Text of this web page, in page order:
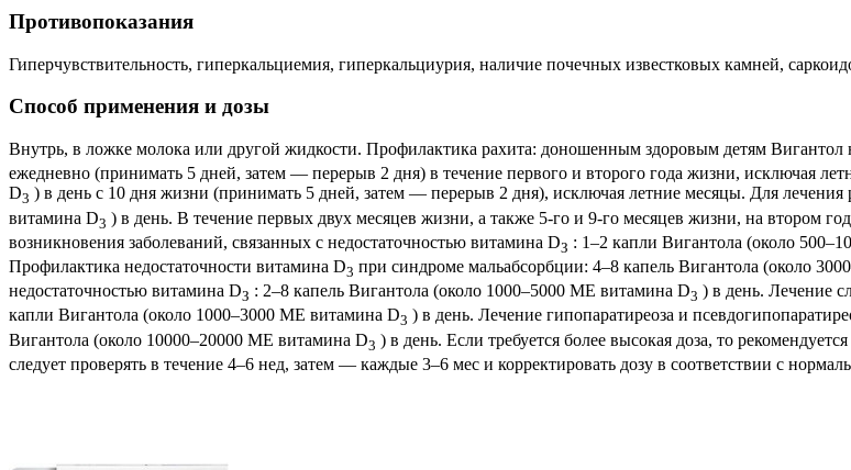
Противопоказания
Гиперчувствительность, гиперкальциемия, гиперкальциурия, наличие почечных известковых камней,
Способ применения и дозы
Внутрь, в ложке молока или другой жидкости. Профилактика рахита: доношенным здоровым детям Вигантол
ежедневно (принимать 5 дней, затем — перерыв 2 дня) в течение первого и второго года жизни, исключая
D3 ) в день с 10 дня жизни (принимать 5 дней, затем — перерыв 2 дня), исключая летние месяцы. Для
витамина D3 ) в день. В течение первых двух месяцев жизни, а также 5-го и 9-го месяцев жизни, на втором
возникновения заболеваний, связанных с недостаточностью витамина DЗ : 1–2 капли Вигантола (около
Профилактика недостаточности витамина D3 при синдроме мальабсорбции: 4–8 капель Вигантола (около
недостаточностью витамина DЗ : 2–8 капель Вигантола (около 1000–5000 МЕ витамина D3 ) в день. Лечение
капли Вигантола (около 1000–3000 МЕ витамина D3 ) в день. Лечение гипопаратиреоза и
Вигантола (около 10000–20000 ME витамина D3 ) в день. Если требуется более высокая доза, то
следует проверять в течение 4–6 нед, затем — каждые 3–6 мес и корректировать дозу в соответствии с